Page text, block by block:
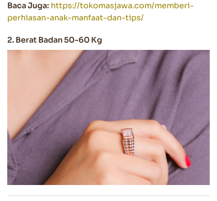
Baca Juga: https://tokomasjawa.com/memberi-
perhiasan-anak-manfaat-dan-tips/
2. Berat Badan 50-60 Kg